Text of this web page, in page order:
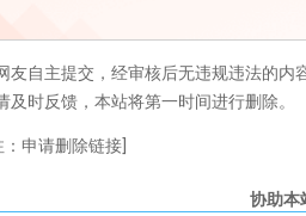
自主提交，经审核后无违规违法的
时反馈，本站将第一时间进行删除。
：申请删除链接]
协助本